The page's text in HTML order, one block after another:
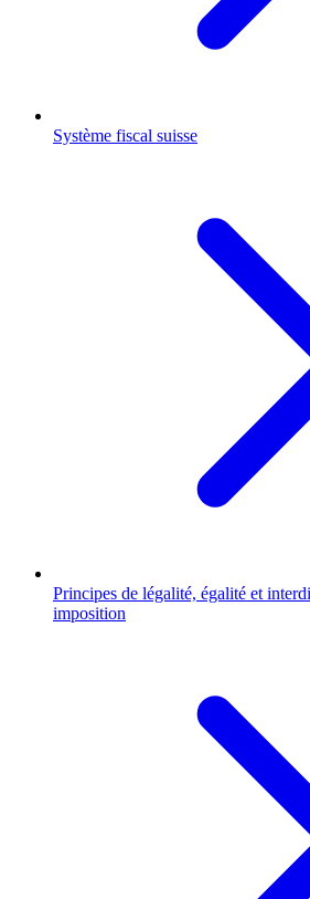
Système fiscal suisse
Principes de légalité, égalité et
imposition